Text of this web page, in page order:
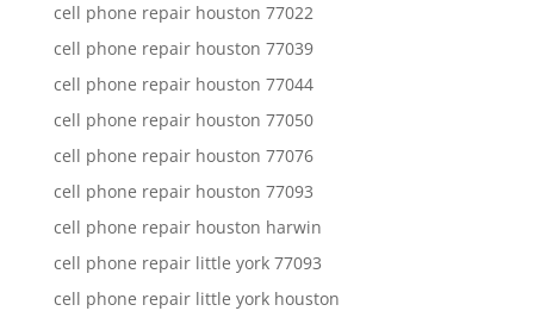
cell phone repair houston 77022
cell phone repair houston 77039
cell phone repair houston 77044
cell phone repair houston 77050
cell phone repair houston 77076
cell phone repair houston 77093
cell phone repair houston harwin
cell phone repair little york 77093
cell phone repair little york houston